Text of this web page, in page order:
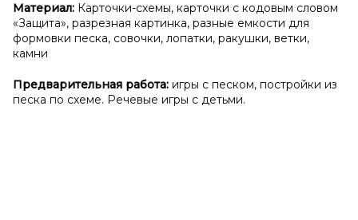
Материал: Карточки-схемы, карточки с кодовым словом
«Защита», разрезная картинка, разные емкости для
формовки песка, совочки, лопатки, ракушки, ветки,
камни
Предварительная работа: игры с песком, постройки из
песка по схеме. Речевые игры с детьми.